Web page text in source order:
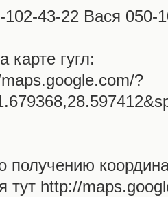
43-22 Вася 050-
карте гугл:
?
получению
тут http://